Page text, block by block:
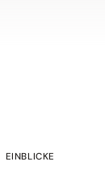
EINBLICKE